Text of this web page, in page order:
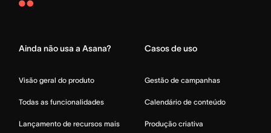
Asana
Ainda não usa a Asana?
Visão geral do produto
Todas as funcionalidades
Lançamento de recursos mais
Casos de uso
Gestão de campanhas
Calendário de conteúdo
Produção criativa